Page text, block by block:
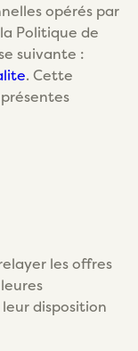
opérés par
Politique de
suivante :
. Cette
les offres
disposition